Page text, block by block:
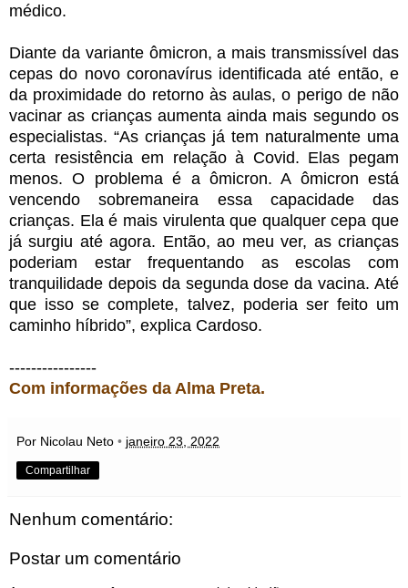
médico.
Diante da variante ômicron, a mais transmissível das
cepas do novo coronavírus identificada até então, e
da proximidade do retorno às aulas, o perigo de não
vacinar as crianças aumenta ainda mais segundo os
especialistas. “As crianças já tem naturalmente uma
certa resistência em relação à Covid. Elas pegam
menos. O problema é a ômicron. A ômicron está
vencendo sobremaneira essa capacidade das
crianças. Ela é mais virulenta que qualquer cepa que
já surgiu até agora. Então, ao meu ver, as crianças
poderiam estar frequentando as escolas com
tranquilidade depois da segunda dose da vacina. Até
que isso se complete, talvez, poderia ser feito um
caminho híbrido”, explica Cardoso.
----------------
Com informações da Alma Preta.
Por Nicolau Neto • janeiro 23, 2022
Compartilhar
Nenhum comentário:
Postar um comentário